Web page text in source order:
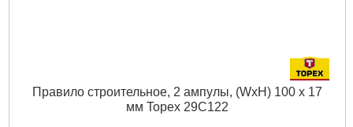
Правило строительное, 2 ампулы, (WxH) 100 x 17
мм Topex 29C122